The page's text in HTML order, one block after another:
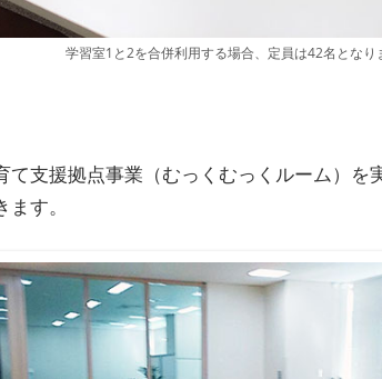
学習室1と2を合併利用する場合、定員は42名となり
て支援拠点事業（むっくむっくルーム）を
す。